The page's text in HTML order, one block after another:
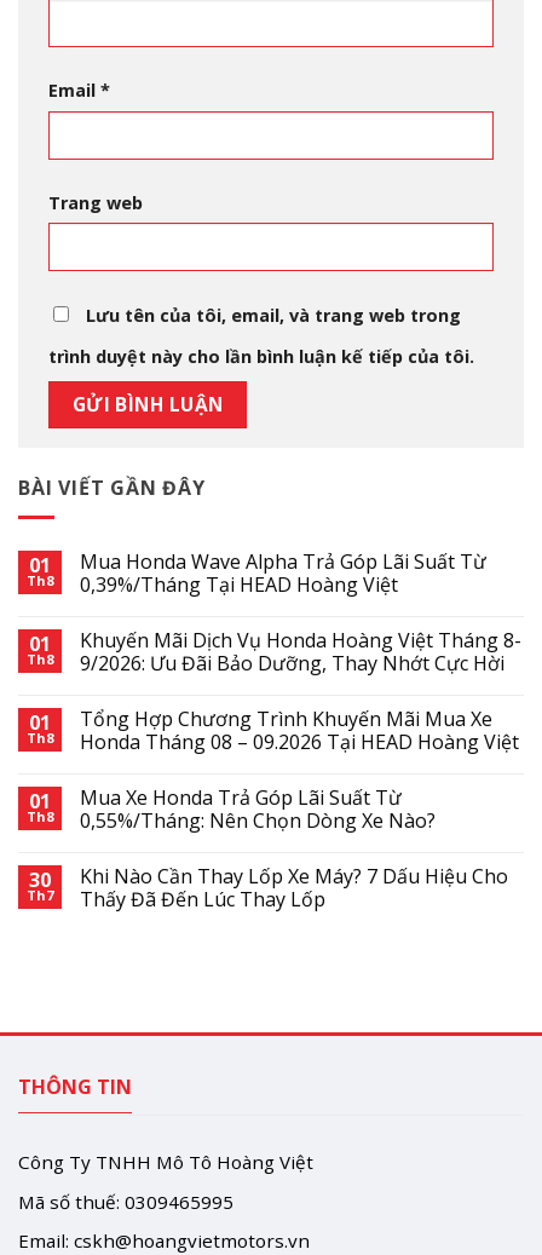
BÀI VIẾT GẦN ĐÂY
01
Th8
Mua Honda Wave Alpha Trả Góp Lãi Suất Từ
0,39%/Tháng Tại HEAD Hoàng Việt
01
Th8
Khuyến Mãi Dịch Vụ Honda Hoàng Việt Tháng 8-
9/2026: Ưu Đãi Bảo Dưỡng, Thay Nhớt Cực Hời
01
Th8
Tổng Hợp Chương Trình Khuyến Mãi Mua Xe
Honda Tháng 08 – 09.2026 Tại HEAD Hoàng Việt
01
Th8
Mua Xe Honda Trả Góp Lãi Suất Từ
0,55%/Tháng: Nên Chọn Dòng Xe Nào?
30
Th7
Khi Nào Cần Thay Lốp Xe Máy? 7 Dấu Hiệu Cho
Thấy Đã Đến Lúc Thay Lốp
Email *
Trang web
Lưu tên của tôi, email, và trang web trong
trình duyệt này cho lần bình luận kế tiếp của tôi.
THÔNG TIN
Công Ty TNHH Mô Tô Hoàng Việt
Mã số thuế: 0309465995
Email: cskh@hoangvietmotors.vn